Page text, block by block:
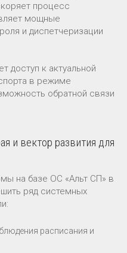
процесс
мощные
и диспетчеризации
доступ к актуальной
в режиме
обратной связи
и вектор развития для
на базе ОС «Альт СП» в
ряд системных
расписания и